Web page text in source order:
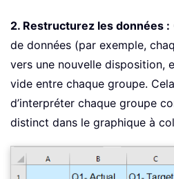
2. Restructurez les données :
de données (par exemple,
vers une nouvelle disposition,
vide entre chaque groupe.
d’interpréter chaque groupe
distinct dans le graphique à